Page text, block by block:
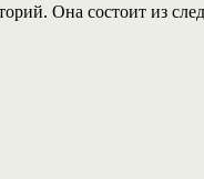
Она состоит из